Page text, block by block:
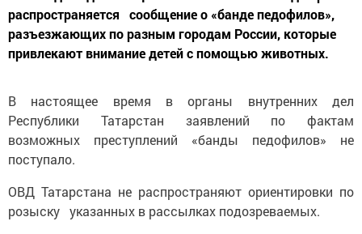
распространяется сообщение о «банде педофилов»,
разъезжающих по разным городам России, которые
привлекают внимание детей с помощью животных.
В настоящее время в органы внутренних дел
Республики Татарстан заявлений по фактам
возможных преступлений «банды педофилов» не
поступало.
ОВД Татарстана не распространяют ориентировки по
розыску указанных в рассылках подозреваемых.